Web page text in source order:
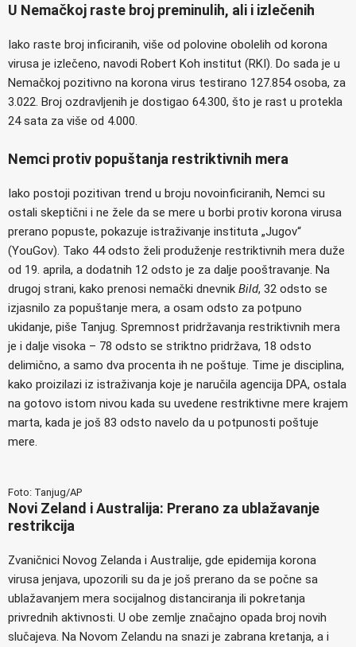
U Nemačkoj raste broj preminulih, ali i izlečenih
Iako raste broj inficiranih, više od polovine obolelih od korona
virusa je izlečeno, navodi Robert Koh institut (RKI). Do sada je u
Nemačkoj pozitivno na korona virus testirano 127.854 osoba, za
3.022. Broj ozdravljenih je dostigao 64.300, što je rast u protekla
24 sata za više od 4.000.
Nemci protiv popuštanja restriktivnih mera
Iako postoji pozitivan trend u broju novoinficiranih, Nemci su
ostali skeptični i ne žele da se mere u borbi protiv korona virusa
prerano popuste, pokazuje istraživanje instituta „Jugov“
(YouGov). Tako 44 odsto želi produženje restriktivnih mera duže
od 19. aprila, a dodatnih 12 odsto je za dalje pooštravanje. Na
drugoj strani, kako prenosi nemački dnevnik Bild, 32 odsto se
izjasnilo za popuštanje mera, a osam odsto za potpuno
ukidanje, piše Tanjug. Spremnost pridržavanja restriktivnih mera
je i dalje visoka – 78 odsto se striktno pridržava, 18 odsto
delimično, a samo dva procenta ih ne poštuje. Time je disciplina,
kako proizilazi iz istraživanja koje je naručila agencija DPA, ostala
na gotovo istom nivou kada su uvedene restriktivne mere krajem
marta, kada je još 83 odsto navelo da u potpunosti poštuje
mere.
Foto: Tanjug/AP
Novi Zeland i Australija: Prerano za ublažavanje
restrikcija
Zvaničnici Novog Zelanda i Australije, gde epidemija korona
virusa jenjava, upozorili su da je još prerano da se počne sa
ublažavanjem mera socijalnog distanciranja ili pokretanja
privrednih aktivnosti. U obe zemlje značajno opada broj novih
slučajeva. Na Novom Zelandu na snazi je zabrana kretanja, a i